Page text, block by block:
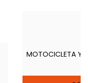
MOTOCICLETA